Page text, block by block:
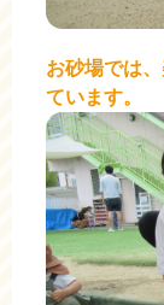
お砂場では
ています。